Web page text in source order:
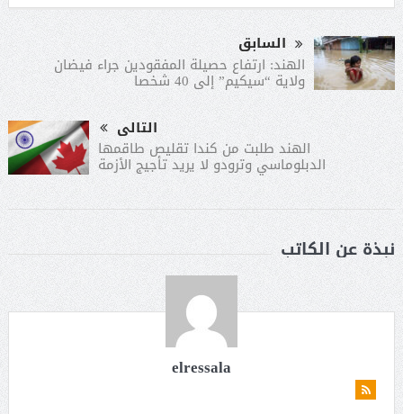
السابق
الهند: ارتفاع حصيلة المفقودين جراء فيضان
ولاية “سيكيم” إلى 40 شخصا
التالى
الهند طلبت من كندا تقليص طاقمها
الدبلوماسي وترودو لا يريد تأجيج الأزمة
نبذة عن الكاتب
elressala